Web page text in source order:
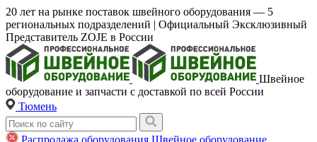
20 лет на рынке поставок швейного оборудования — 5
региональных подразделений | Официальный Эксклюзивный
Представитель ZOJE в России
Швейное
оборудование и запчасти с доставкой по всей России
Тюмень
Распродажа оборудования Швейное оборудование